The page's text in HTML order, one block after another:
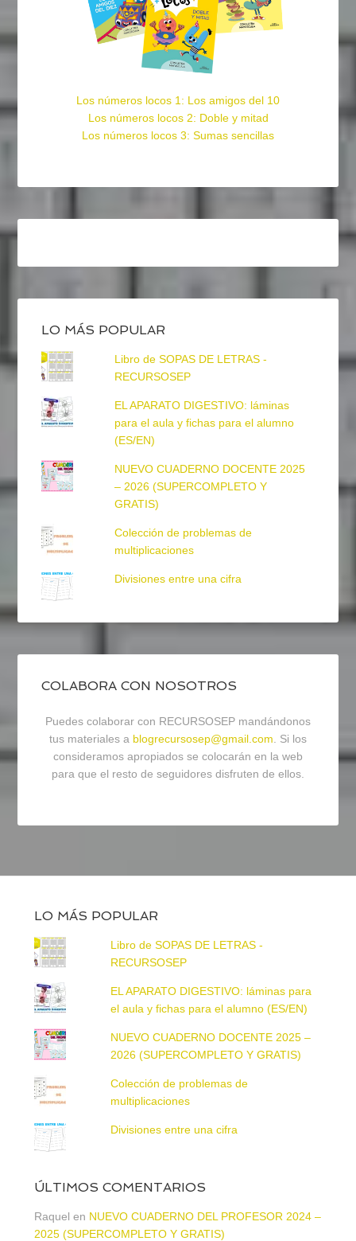
Los números locos 1: Los amigos del 10
Los números locos 2: Doble y mitad
Los números locos 3: Sumas sencillas
LO MÁS POPULAR
Libro de SOPAS DE LETRAS -
RECURSOSEP
EL APARATO DIGESTIVO: láminas
para el aula y fichas para el alumno
(ES/EN)
NUEVO CUADERNO DOCENTE 2025
– 2026 (SUPERCOMPLETO Y
GRATIS)
Colección de problemas de
multiplicaciones
Divisiones entre una cifra
COLABORA CON NOSOTROS
Puedes colaborar con RECURSOSEP mandándonos
tus materiales a blogrecursosep@gmail.com. Si los
consideramos apropiados se colocarán en la web
para que el resto de seguidores disfruten de ellos.
LO MÁS POPULAR
Libro de SOPAS DE LETRAS -
RECURSOSEP
EL APARATO DIGESTIVO: láminas para
el aula y fichas para el alumno (ES/EN)
NUEVO CUADERNO DOCENTE 2025 –
2026 (SUPERCOMPLETO Y GRATIS)
Colección de problemas de
multiplicaciones
Divisiones entre una cifra
ÚLTIMOS COMENTARIOS
Raquel en NUEVO CUADERNO DEL PROFESOR 2024 –
2025 (SUPERCOMPLETO Y GRATIS)